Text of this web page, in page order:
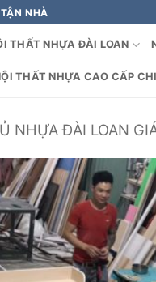
NHÀ
THẤT NHỰA ĐÀI LOAN
THẤT NHỰA CAO CẤP
NHỰA ĐÀI LOAN